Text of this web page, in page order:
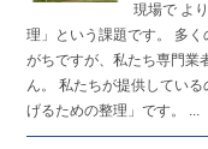
現場で よ
理」という課題です。 多
がちですが、私たち専門業
ん。 私たちが提供してい
げるための整理」です。 ...